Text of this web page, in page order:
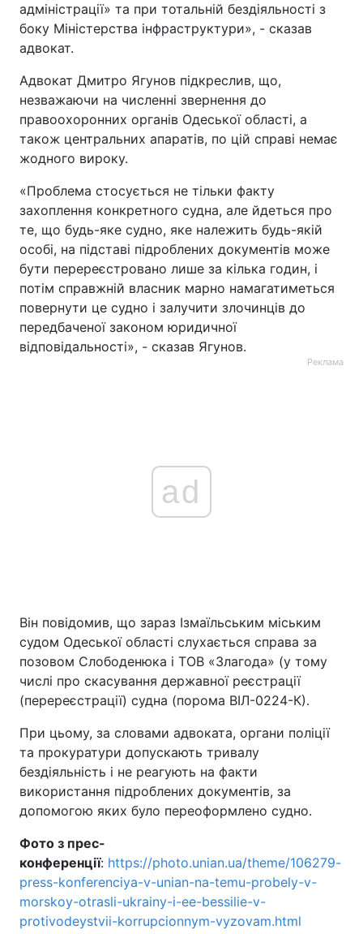
адміністрації» та при тотальній бездіяльності з
боку Міністерства інфраструктури», - сказав
адвокат.
Адвокат Дмитро Ягунов підкреслив, що,
незважаючи на численні звернення до
правоохоронних органів Одеської області, а
також центральних апаратів, по цій справі немає
жодного вироку.
«Проблема стосується не тільки факту
захоплення конкретного судна, але йдеться про
те, що будь-яке судно, яке належить будь-якій
особі, на підставі підроблених документів може
бути перереєстровано лише за кілька годин, і
потім справжній власник марно намагатиметься
повернути це судно і залучити злочинців до
передбаченої законом юридичної
відповідальності», - сказав Ягунов.
Реклама
ad
Він повідомив, що зараз Ізмаїльським міським
судом Одеської області слухається справа за
позовом Слободенюка і ТОВ «Злагода» (у тому
числі про скасування державної реєстрації
(перереєстрації) судна (порома ВІЛ-0224-К).
При цьому, за словами адвоката, органи поліції
та прокуратури допускають тривалу
бездіяльність і не реагують на факти
використання підроблених документів, за
допомогою яких було переоформлено судно.
Фото з прес-
конференції: https://photo.unian.ua/theme/106279-
press-konferenciya-v-unian-na-temu-probely-v-
morskoy-otrasli-ukrainy-i-ee-bessilie-v-
protivodeystvii-korrupcionnym-vyzovam.html